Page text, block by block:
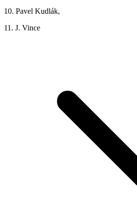
10. Pavel Kudlák,
11. J. Vince